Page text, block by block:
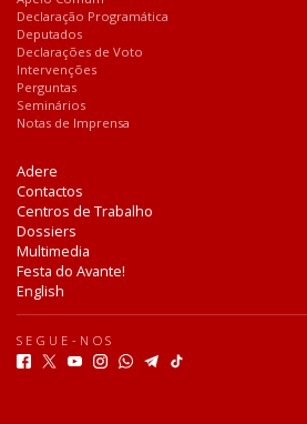
Declaração Programática
Deputados
Declarações de Voto
Intervenções
Perguntas
Seminários
Notas de Imprensa
Adere
Contactos
Centros de Trabalho
Dossiers
Multimedia
Festa do Avante!
English
SEGUE-NOS
F T I W T T